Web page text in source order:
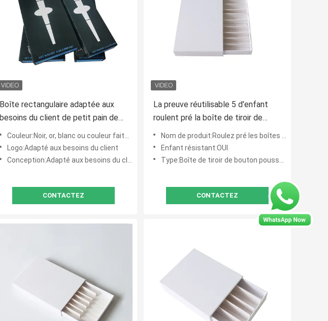
Boîte rectangulaire adaptée aux
besoins du client de petit pain de
papier pré
Couleur:Noir, or, blanc ou couleur faite sur commande
Logo:Adapté aux besoins du client
Conception:Adapté aux besoins du client
CONTACTEZ
La preuve réutilisable 5 d'enfant
roulent pré la boîte de tiroir de
bouton poussoir de boîte
Nom de produit:Roulez pré les boîtes de empaquetage
Enfant résistant:OUI
Type:Boîte de tiroir de bouton poussoir
CONTACTEZ